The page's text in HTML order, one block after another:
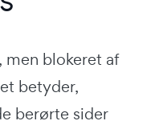
men blokeret af
betyder,
berørte sider